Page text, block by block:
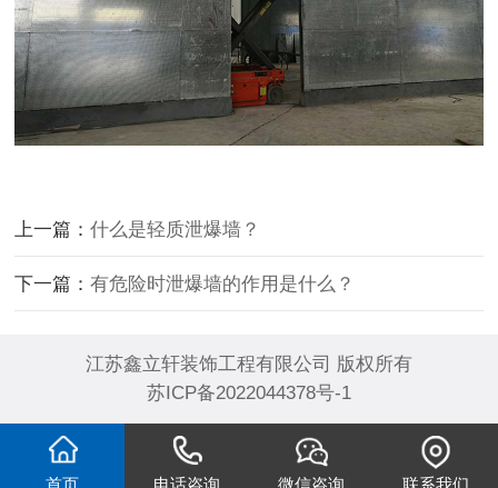
上一篇：什么是轻质泄爆墙？
下一篇：有危险时泄爆墙的作用是什么？
江苏鑫立轩装饰工程有限公司 版权所有
苏ICP备2022044378号-1
首页 电话咨询 微信咨询 联系我们